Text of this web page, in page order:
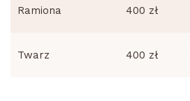
Ramiona 400 zł
Twarz 400 zł